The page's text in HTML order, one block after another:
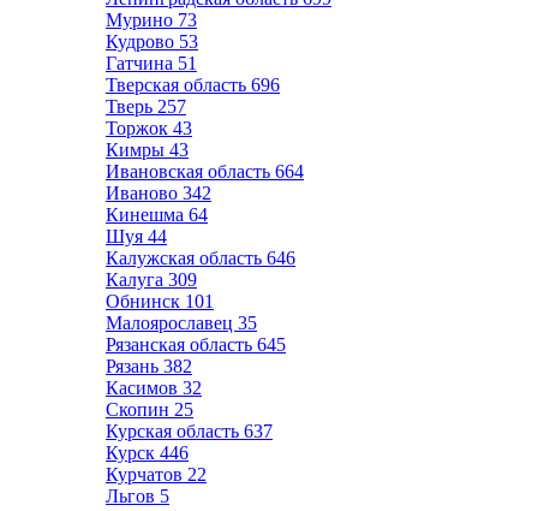
Мурино 73
Кудрово 53
Гатчина 51
Тверская область 696
Тверь 257
Торжок 43
Кимры 43
Ивановская область 664
Иваново 342
Кинешма 64
Шуя 44
Калужская область 646
Калуга 309
Обнинск 101
Малоярославец 35
Рязанская область 645
Рязань 382
Касимов 32
Скопин 25
Курская область 637
Курск 446
Курчатов 22
Льгов 5